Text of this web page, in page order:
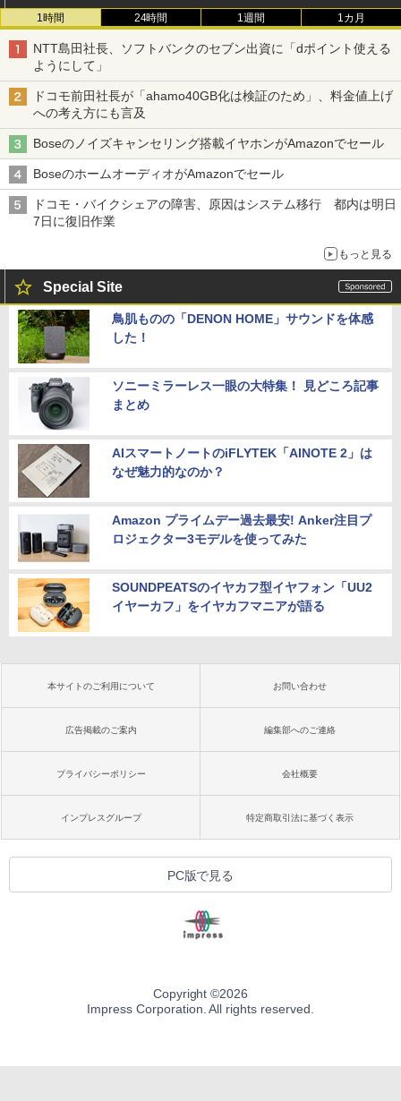
1時間 24時間 1週間 1カ月
NTT島田社長、ソフトバンクのセブン出資に「dポイント使える
ようにして」
ドコモ前田社長が「ahamo40GB化は検証のため」、料金値上げ
への考え方にも言及
Boseのノイズキャンセリング搭載イヤホンがAmazonでセール
BoseのホームオーディオがAmazonでセール
ドコモ・バイクシェアの障害、原因はシステム移行 都内は明日
7日に復旧作業
もっと見る
Special Site
鳥肌ものの「DENON HOME」サウンドを体感
した！
ソニーミラーレス一眼の大特集！ 見どころ記事
まとめ
AIスマートノートのiFLYTEK「AINOTE 2」は
なぜ魅力的なのか？
Amazon プライムデー過去最安! Anker注目プ
ロジェクター3モデルを使ってみた
SOUNDPEATSのイヤカフ型イヤフォン「UU2
イヤーカフ」をイヤカフマニアが語る
本サイトのご利用について お問い合わせ
広告掲載のご案内 編集部へのご連絡
プライバシーポリシー 会社概要
インプレスグループ 特定商取引法に基づく表示
PC版で見る
Copyright ©2026
Impress Corporation. All rights reserved.